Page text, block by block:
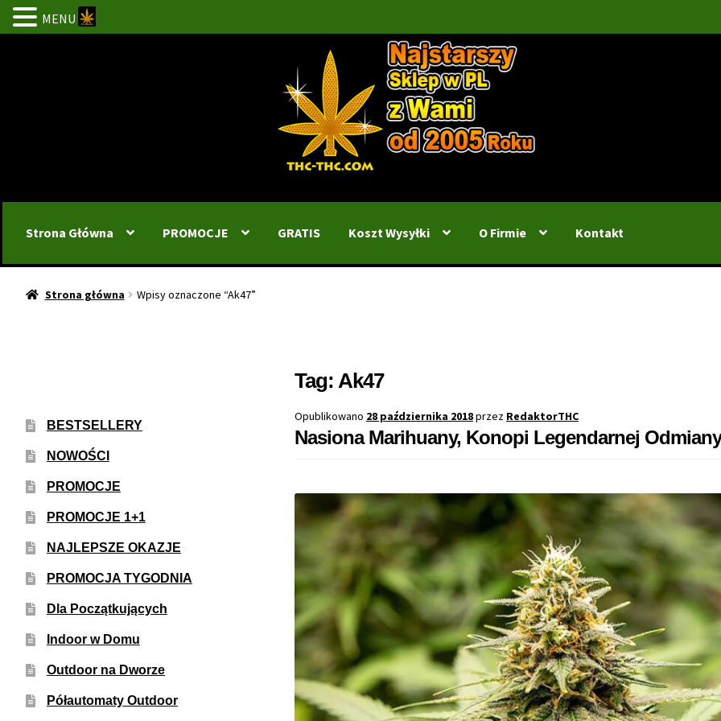
Strona Główna PROMOCJE GRATIS Koszt Wysyłki O Firmie Kontakt
Strona główna Wpisy oznaczone “Ak47”
Tag: Ak47
Opublikowano 28 października 2018przez RedaktorTHC
Nasiona Marihuany, Konopi Legendarnej
BESTSELLERY
NOWOŚCI
PROMOCJE
PROMOCJE 1+1
NAJLEPSZE OKAZJE
PROMOCJA TYGODNIA
Dla Początkujących
Indoor w Domu
Outdoor na Dworze
Półautomaty Outdoor
MENU